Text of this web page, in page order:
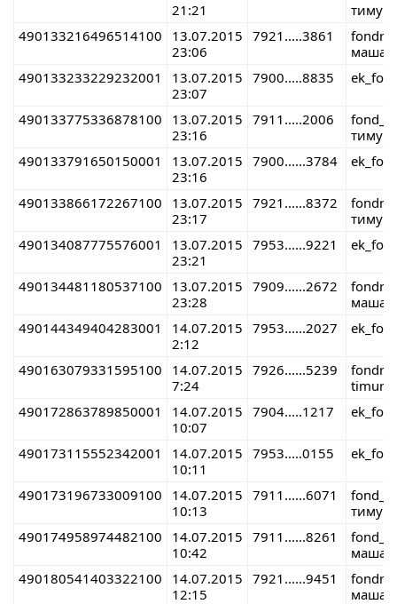
21:21
тимур
490133216496514100
13.07.2015
23:06
7921.....3861
маша
490133233229232001
13.07.2015
23:07
7900.....8835
490133775336878100
13.07.2015
23:16
7911.....2006
тимур
490133791650150001
13.07.2015
23:16
7900......3784
490133866172267100
13.07.2015
23:17
7921......8372
тимур
490134087775576001
13.07.2015
23:21
7953......9221
490134481180537100
13.07.2015
23:28
7909......2672
маша
490144349404283001
14.07.2015
2:12
7953......2027
490163079331595100
14.07.2015
7:24
7926......5239
timur
490172863789850001
14.07.2015
10:07
7904.....1217
490173115552342001
14.07.2015
10:11
7953.....0155
490173196733009100
14.07.2015
10:13
7911......6071
тимур
490174958974482100
14.07.2015
10:42
7911......8261
маша
490180541403322100
14.07.2015
12:15
7921......9451
маша